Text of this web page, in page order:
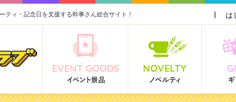
ティ・記念日を支援する幹事さん総合サイト！ は